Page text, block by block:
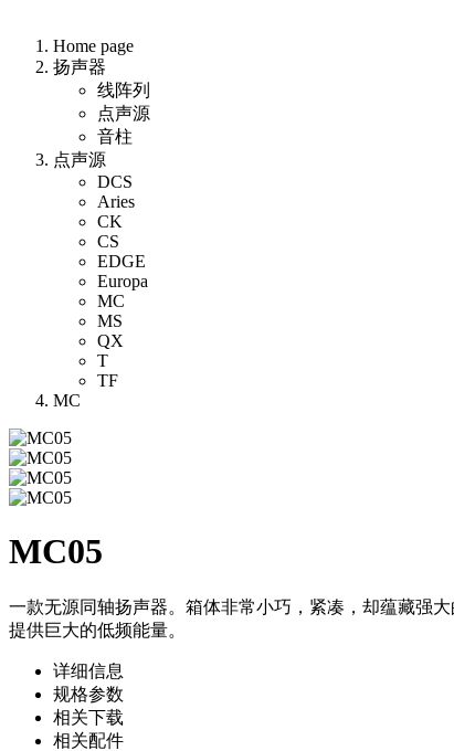
Home page
扬声器
线阵列
点声源
音柱
点声源
DCS
Aries
CK
CS
EDGE
Europa
MC
MS
QX
T
TF
MC
MC05
一款无源同轴扬声器。箱体非常小巧，紧凑，却蕴藏强
提供巨大的低频能量。
详细信息
规格参数
相关下载
相关配件